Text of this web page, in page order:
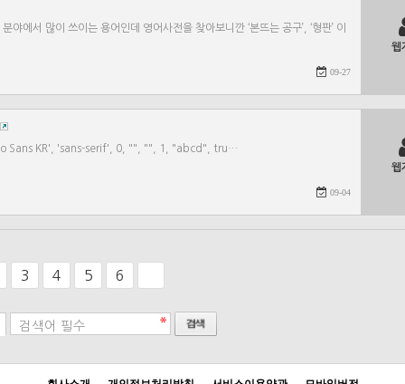
에서 많이 쓰이는 용어인데 영어사전을 찾아보니깐 ‘본뜨는 공구’, ‘형판’ 이
09-27
웹
Sans KR', 'sans-serif', 0, "", "", 1, "abcd", tru…
09-04
웹
3 4 5 6
검색어 필수